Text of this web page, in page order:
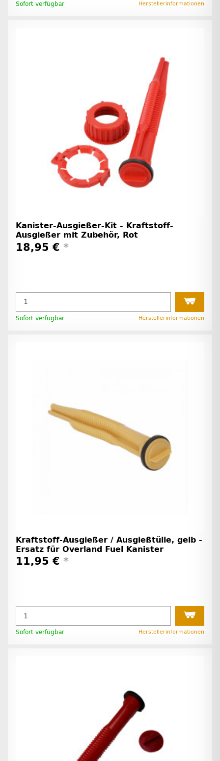
Sofort verfügbar Herstellerinformationen
Kanister-Ausgießer-Kit - Kraftstoff-
Ausgießer mit Zubehör, Rot
18,95 € *
Sofort verfügbar Herstellerinformationen
Kraftstoff-Ausgießer / Ausgießtülle, gelb -
Ersatz für Overland Fuel Kanister
11,95 € *
Sofort verfügbar Herstellerinformationen